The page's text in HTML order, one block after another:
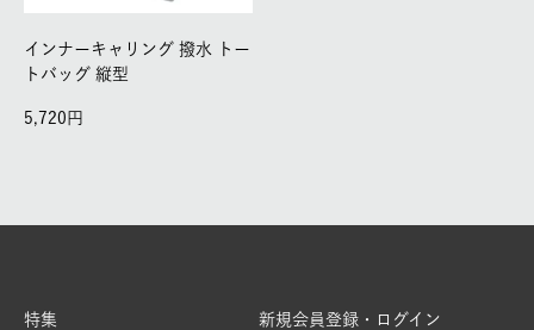
インナーキャリング 撥水 トー
トバッグ 縦型
5,720
特集 新規会員登録・ログイン